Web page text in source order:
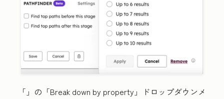
「 」の「Break down by property」
ドロップダウンメ